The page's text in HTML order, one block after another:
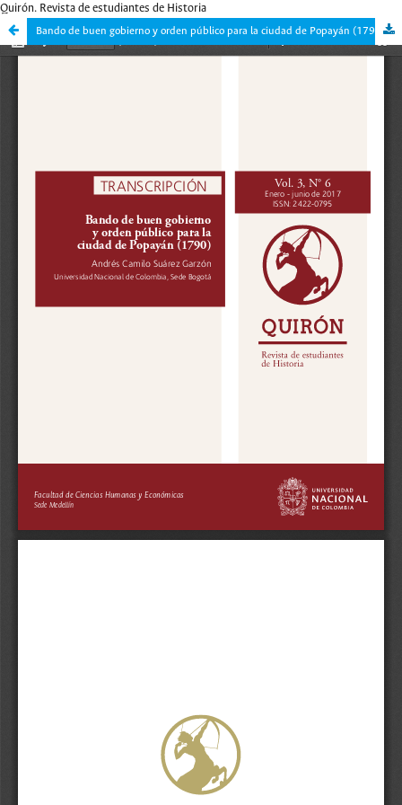
Quirón. Revista de estudiantes de Historia
Bando de buen gobierno y orden público para la ciudad de Popayán (1790)